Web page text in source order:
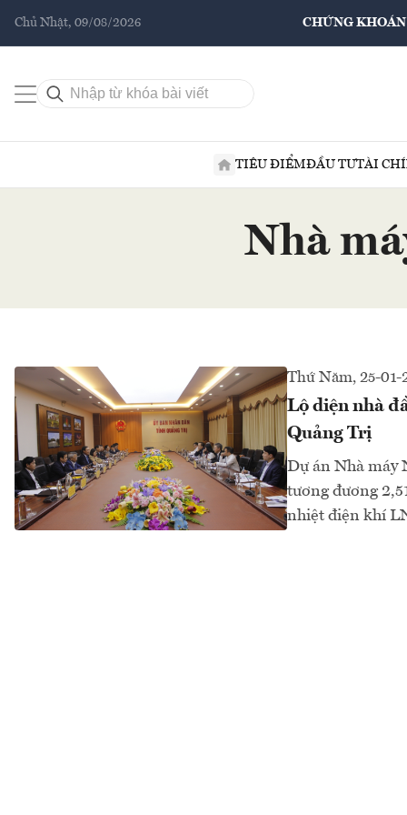
Chủ Nhật, 09/08/2026 CHỨNG KHOÁN
TIÊU ĐIỂMĐẦU TƯTÀI
Nhà
Thứ Năm, 25-01-
Lộ diện nhà
Quảng Trị
Dự án Nhà máy
tương đương
nhiệt điện khí